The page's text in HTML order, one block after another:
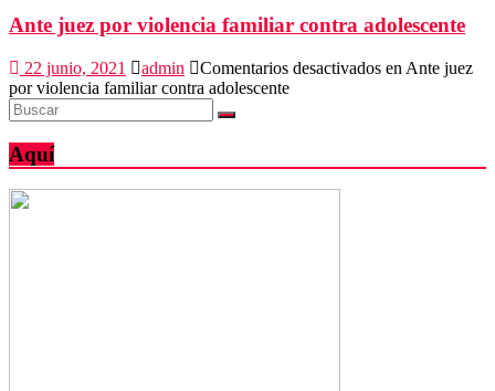
Ante juez por violencia familiar contra adolescente
22 junio, 2021 admin Comentarios desactivados en Ante juez
por violencia familiar contra adolescente
Aquí